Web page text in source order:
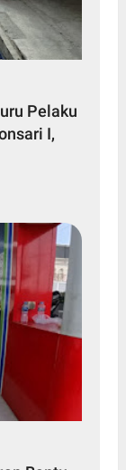
Pelaku
I,